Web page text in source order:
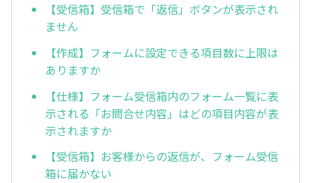
【受信箱】受信箱で「返信」ボタンが表示され
ません
【作成】フォームに設定できる項目数に上限は
ありますか
【仕様】フォーム受信箱内のフォーム一覧に表
示される「お問合せ内容」はどの項目内容が表
示されますか
【受信箱】お客様からの返信が、フォーム受信
箱に届かない